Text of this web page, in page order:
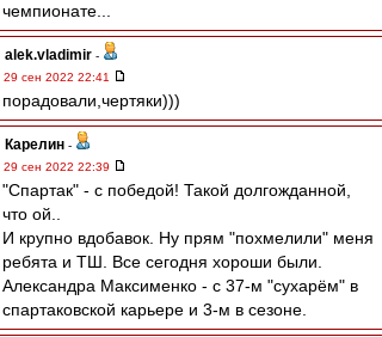
чемпионате...
alek.vladimir -
29 сен 2022 22:41
порадовали,чертяки)))
Карелин -
29 сен 2022 22:39
"Спартак" - с победой! Такой долгожданной,
что ой..
И крупно вдобавок. Ну прям "похмелили" меня
ребята и ТШ. Все сегодня хороши были.
Александра Максименко - с 37-м "сухарём" в
спартаковской карьере и 3-м в сезоне.